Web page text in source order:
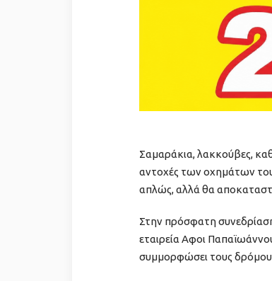
Σαμαράκια, λακκούβες,
αντοχές των οχημάτων
απλώς, αλλά θα
Στην πρόσφατη
εταιρεία Αφοι
συμμορφώσει τους